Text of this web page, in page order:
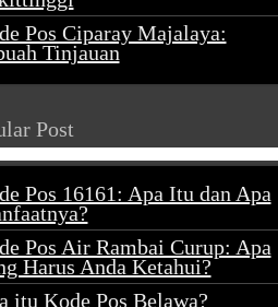
Pos Ciparay Majalaya:
Tinjauan
Post
Pos 16161: Apa Itu dan Apa
Pos Air Rambai Curup: Apa
Harus Anda Ketahui?
itu Kode Pos Belawa?